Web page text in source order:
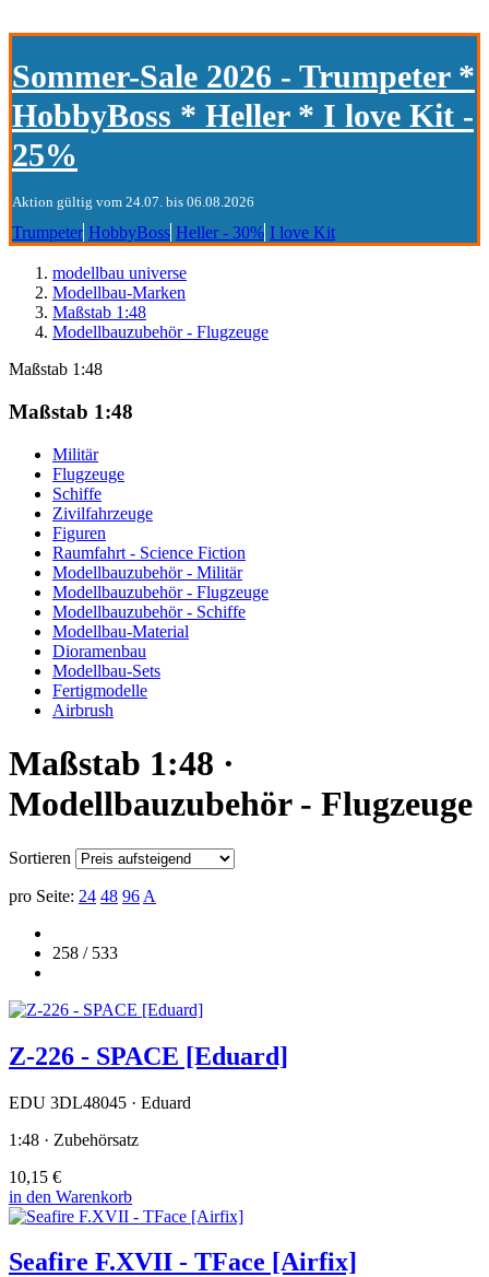
Sommer-Sale 2026 - Trumpeter *
HobbyBoss * Heller * I love Kit -
25%
Aktion gültig vom 24.07. bis 06.08.2026
Trumpeter HobbyBoss Heller - 30% I love Kit
modellbau universe
Modellbau-Marken
Maßstab 1:48
Modellbauzubehör - Flugzeuge
Maßstab 1:48
Maßstab 1:48
Militär
Flugzeuge
Schiffe
Zivilfahrzeuge
Figuren
Raumfahrt - Science Fiction
Modellbauzubehör - Militär
Modellbauzubehör - Flugzeuge
Modellbauzubehör - Schiffe
Modellbau-Material
Dioramenbau
Modellbau-Sets
Fertigmodelle
Airbrush
Maßstab 1:48 ·
Modellbauzubehör - Flugzeuge
Sortieren
pro Seite: 24 48 96 A
258 / 533
Z-226 - SPACE [Eduard]
EDU 3DL48045 · Eduard
1:48 · Zubehörsatz
10,15 €
in den Warenkorb
Seafire F.XVII - TFace [Airfix]